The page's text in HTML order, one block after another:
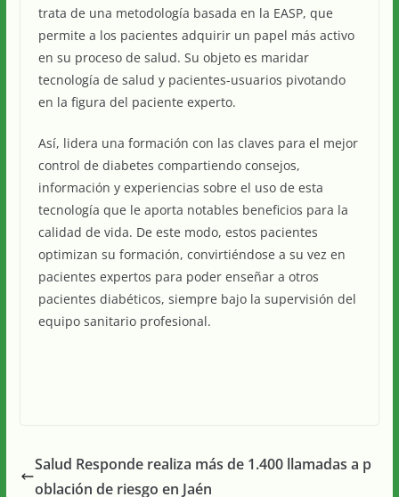
trata de una metodología basada en la EASP, que
permite a los pacientes adquirir un papel más activo
en su proceso de salud. Su objeto es maridar
tecnología de salud y pacientes-usuarios pivotando
en la figura del paciente experto.
Así, lidera una formación con las claves para el mejor
control de diabetes compartiendo consejos,
información y experiencias sobre el uso de esta
tecnología que le aporta notables beneficios para la
calidad de vida. De este modo, estos pacientes
optimizan su formación, convirtiéndose a su vez en
pacientes expertos para poder enseñar a otros
pacientes diabéticos, siempre bajo la supervisión del
equipo sanitario profesional.
Salud Responde realiza más de 1.400 llamadas a p
oblación de riesgo en Jaén